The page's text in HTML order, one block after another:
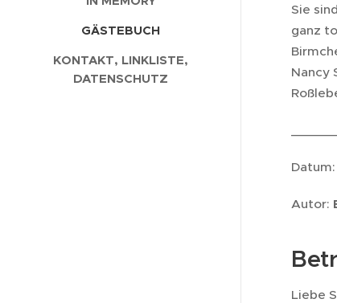
GÄSTEBUCH
KONTAKT, LINKLISTE,
DATENSCHUTZ
Sie
ganz
Nancy
Datum:
Autor:
Liebe